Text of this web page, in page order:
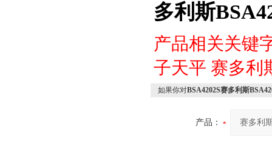
多利斯
产品相关关键
子天平 赛多利
如果你对BSA4202S赛多利斯
产品：